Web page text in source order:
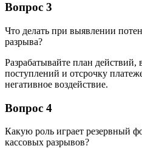
Вопрос 3
Что делать при выявлении
разрыва?
Разрабатывайте план
поступлений и отсрочку
негативное воздействие.
Вопрос 4
Какую роль играет резервный
кассовых разрывов?